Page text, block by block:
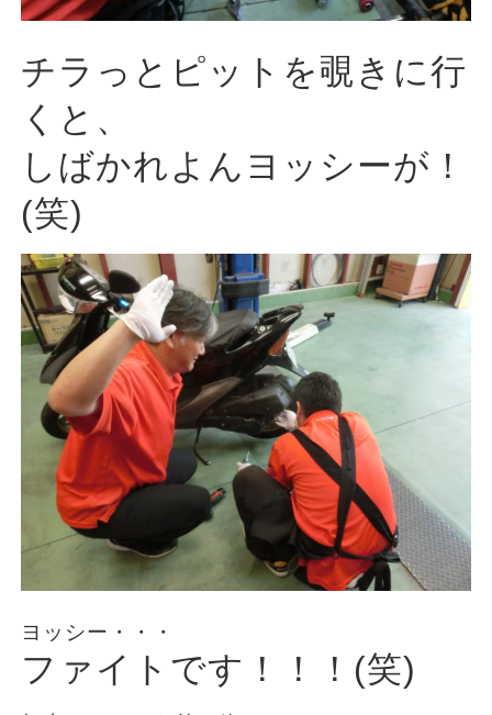
チラっとピットを覗きに行
くと、
しばかれよんヨッシーが！
(笑)
ヨッシー・・・
ファイトです！！！(笑)